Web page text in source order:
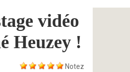
vidéo
Heuzey !
Notez